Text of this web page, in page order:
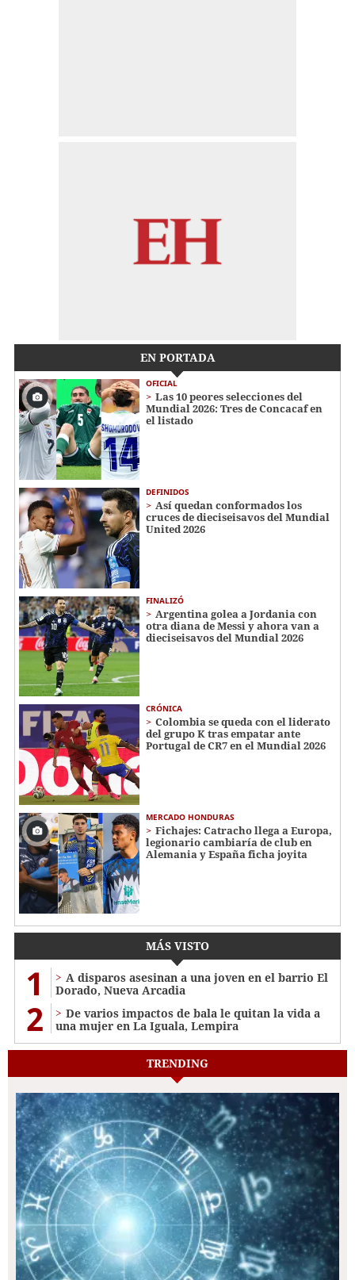
EN PORTADA
OFICIAL
Las 10 peores selecciones del
Mundial 2026: Tres de Concacaf en
el listado
DEFINIDOS
Así quedan conformados los
cruces de dieciseisavos del Mundial
United 2026
FINALIZÓ
Argentina golea a Jordania con
otra diana de Messi y ahora van a
dieciseisavos del Mundial 2026
CRÓNICA
Colombia se queda con el liderato
del grupo K tras empatar ante
Portugal de CR7 en el Mundial 2026
MERCADO HONDURAS
Fichajes: Catracho llega a Europa,
legionario cambiaría de club en
Alemania y España ficha joyita
MÁS VISTO
1
A disparos asesinan a una joven en el barrio El
Dorado, Nueva Arcadia
2
De varios impactos de bala le quitan la vida a
una mujer en La Iguala, Lempira
TRENDING